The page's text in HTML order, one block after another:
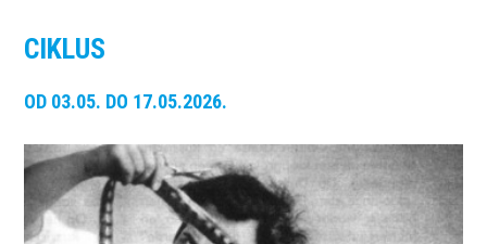
CIKLUS
OD 03.05. DO 17.05.2026.